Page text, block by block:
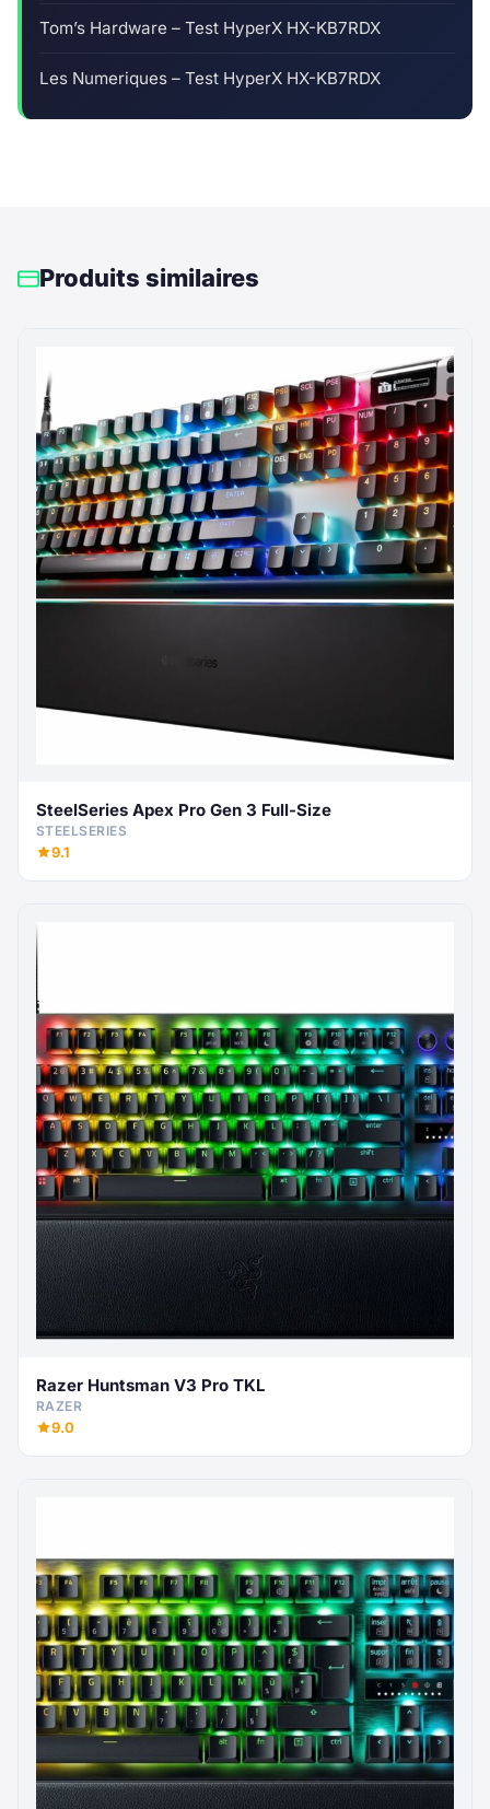
Tom’s Hardware – Test HyperX HX-KB7RDX
Les Numeriques – Test HyperX HX-KB7RDX
Produits similaires
SteelSeries Apex Pro Gen 3 Full-Size
STEELSERIES
9.1
Razer Huntsman V3 Pro TKL
RAZER
9.0